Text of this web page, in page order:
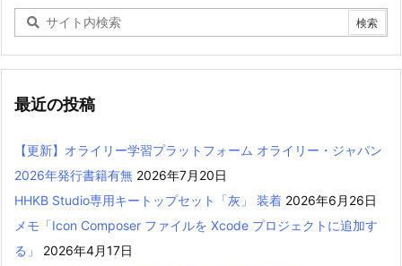
最近の投稿
【更新】オライリー学習プラットフォーム オライリー・ジャパン
2026年発行書籍有無 2026年7月20日
HHKB Studio専用キートップセット「灰」 装着 2026年6月26日
メモ「Icon Composer ファイルを Xcode プロジェクトに追加す
る」
2026年4月17日